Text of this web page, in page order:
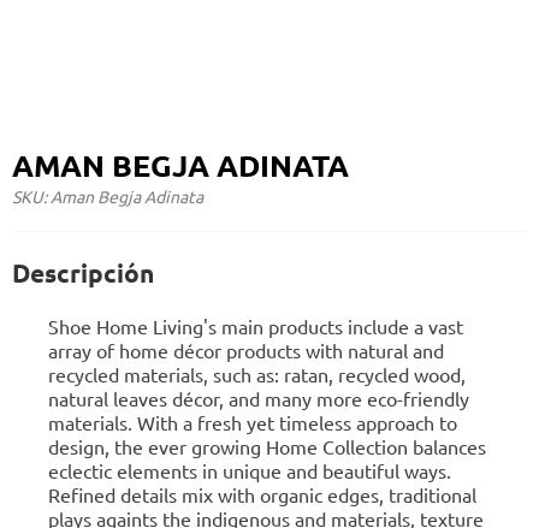
AMAN BEGJA ADINATA
SKU: Aman Begja Adinata
Descripción
Shoe Home Living's main products include a vast
array of home décor products with natural and
recycled materials, such as: ratan, recycled wood,
natural leaves décor, and many more eco-friendly
materials. With a fresh yet timeless approach to
design, the ever growing Home Collection balances
eclectic elements in unique and beautiful ways.
Refined details mix with organic edges, traditional
plays againts the indigenous and materials, texture